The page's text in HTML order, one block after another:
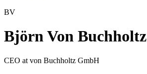
BV
Björn Von Buchholtz
CEO at von Buchholtz GmbH